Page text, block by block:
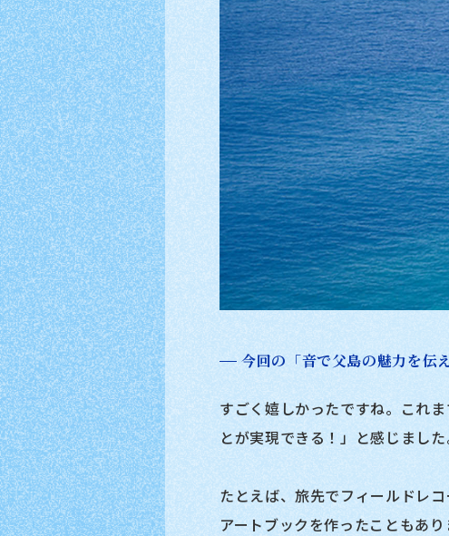
今回の「音で父島の魅力を伝
すごく嬉しかったですね。これ
とが実現できる！」と感じました
たとえば、旅先でフィールドレ
アートブックを作ったこともあ